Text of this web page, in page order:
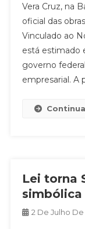
Vera Cruz, na
oficial das
Vinculado ao
está estimado
governo
empresarial. A
Lei torna
simbólica
2 De Julho